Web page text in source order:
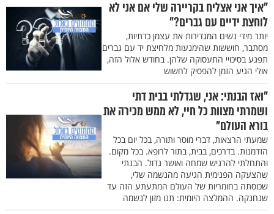
"איך אני אצליח בקריירה שלי אם אני לא
לוחצת ידיים עם גברים?"
יותר מידי נשים המגדירות את עצמן כדתיות,
מסתבר, חוששות שהימנעות מלחיצת יד עם גברים
תפגע בסיכויי התעסוקה שלהן. בחודש אלול הזה,
אולי הגיע הזמן להפסיק לחשוש
"ואז הבנתי: אני, שגדלתי בבית דתי
ושמרתי מצוות כל חיי, לא ממש מכירה את
בורא העולם"
שמעתי הרצאות, דברי מוסר ותורה, בכל יום בכל
הזדמנות. בדרכים, בבית, בתור לרופא. בכל מקום.
והתחלתי להרגיש שמחה ואושר גדול. הבנתי
שהצעקה הפנימית הגיעה מהנשמה שלי,
שכוסתה בחומריות של העולם המתעתע הזה עד
שנחנקה. ההמלצה היומית: תנו מזון לנשמה